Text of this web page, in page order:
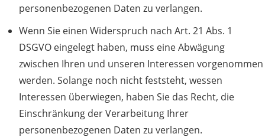
personenbezogenen Daten zu verlangen.
Wenn Sie einen Widerspruch nach Art. 21 Abs. 1
DSGVO eingelegt haben, muss eine Abwägung
zwischen Ihren und unseren Interessen vorgenommen
werden. Solange noch nicht feststeht, wessen
Interessen überwiegen, haben Sie das Recht, die
Einschränkung der Verarbeitung Ihrer
personenbezogenen Daten zu verlangen.